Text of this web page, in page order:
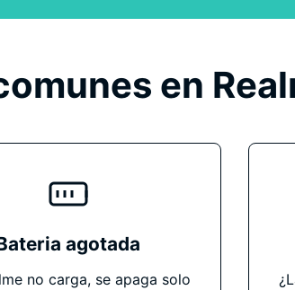
en
agotada
no carga, se apaga solo